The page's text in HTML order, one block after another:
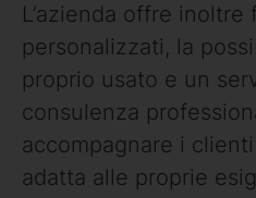
L’azienda offre inoltre
personalizzati, la
proprio usato e un
consulenza
accompagnare i
adatta alle proprie